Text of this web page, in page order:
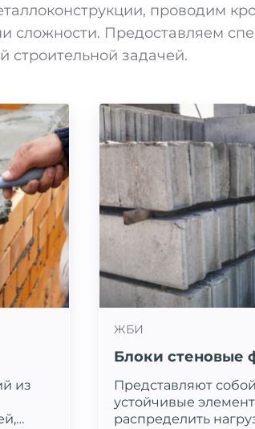
проводим
Предоставляем
строительной задачей.
из
ЖБИ
Блоки стеновые
Представляют
устойчивые
распределить